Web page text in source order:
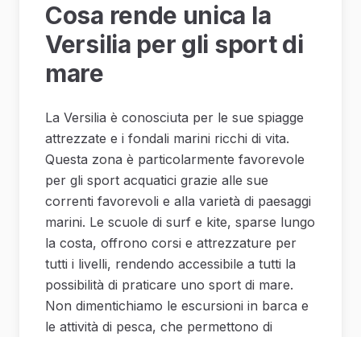
Cosa rende unica la
Versilia per gli sport di
mare
La Versilia è conosciuta per le sue spiagge
attrezzate e i fondali marini ricchi di vita.
Questa zona è particolarmente favorevole
per gli sport acquatici grazie alle sue
correnti favorevoli e alla varietà di paesaggi
marini. Le scuole di surf e kite, sparse lungo
la costa, offrono corsi e attrezzature per
tutti i livelli, rendendo accessibile a tutti la
possibilità di praticare uno sport di mare.
Non dimentichiamo le escursioni in barca e
le attività di pesca, che permettono di